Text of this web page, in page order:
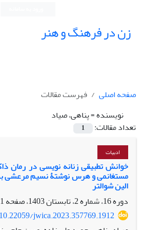
زن در فرهنگ و هنر
صفحه اصلی
فهرست مقالات
نویسنده =پناهی، صیاد
تعداد مقالات:
1
ادبیات
خوانش تطبیقی زنانه نویسی در رمان
مستغانمی و هرس نوشتۀ نسیم مرعشی
الین شوالتر
دوره 16، شماره 2، تابستان 1403، صفحه
jwica.2023.357769.1912